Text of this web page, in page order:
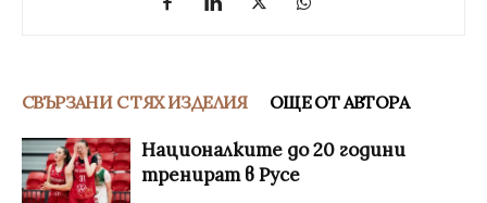
СВЪРЗАНИ С ТЯХ ИЗДЕЛИЯ ОЩЕ ОТ АВТОРА
Националките до 20 години
тренират в Русе